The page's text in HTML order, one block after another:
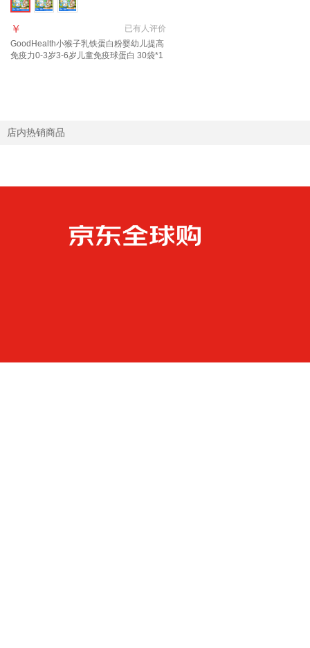
已有人评价
￥
GoodHealth小猴子乳铁蛋白粉婴幼儿提高
免疫力0-3岁3-6岁儿童免疫球蛋白 30袋*1
店内热销商品